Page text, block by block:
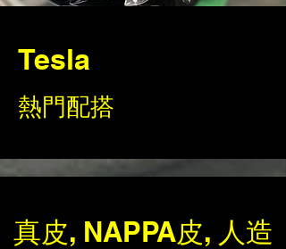
Tesla
熱門配搭
真皮, NAPPA皮, 人造